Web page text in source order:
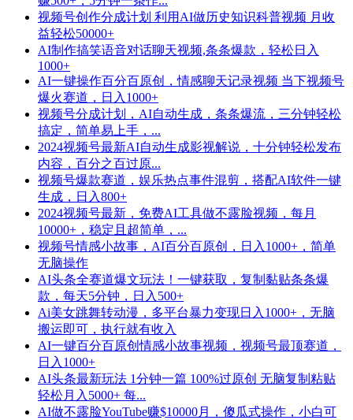
视频号创作分成计划 利用AI做历史知识科普视频 月收
益轻松50000+
AI制作搞笑语音对话聊天视频,条条爆款，轻松日入
1000+
AI一键操作百分百原创，情感聊天记录视频 当下视频号
爆火赛道，日入1000+
视频号分成计划，AI自动生成，条条爆流，三分钟轻松
搞定，简单易上手，...
2024视频号最新AI自动生成影视解说，十分钟轻松发布
内容，百分之百过原...
视频号爆款赛道，娱乐热点事件混剪，搭配AI软件一键
生成，日入800+
2024视频号最新，免费AI工具做不露脸视频，每月
10000+，稳定且超简单，...
视频号情感小故事，AI百分百原创，日入1000+，简单
无脑操作
AI头条全赛道爆文玩法！一键获取，复制黏贴条条爆
款，每天5分钟，日入500+
Ai美女跳舞转动漫，多平台暴力变现日入1000+，无脑
搬运即可，执行就有收入
AI一键百分百原创情感小故事视频，视频号最顶赛道，
日入1000+
AI头条最新玩法 1分钟一篇 100%过原创 无脑复制粘贴
轻松月入5000+ 每...
AI做不露脸YouTube赚$10000月，傻瓜式操作，小白可